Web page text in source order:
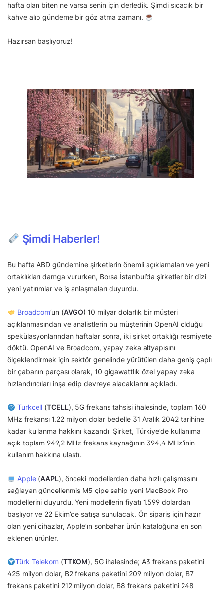
hafta olan biten ne varsa senin için derledik. Şimdi sıcacık bir
kahve alıp gündeme bir göz atma zamanı.
Hazırsan başlıyoruz!
Şimdi Haberler!
Bu hafta ABD gündemine şirketlerin önemli açıklamaları ve yeni
ortaklıkları damga vururken, Borsa İstanbul’da şirketler bir dizi
yeni yatırımlar ve iş anlaşmaları duyurdu.
Broadcom’un (AVGO) 10 milyar dolarlık bir müşteri
açıklanmasından ve analistlerin bu müşterinin OpenAI olduğu
spekülasyonlarından haftalar sonra, iki şirket ortaklığı resmiyete
döktü. OpenAI ve Broadcom, yapay zeka altyapısını
ölçeklendirmek için sektör genelinde yürütülen daha geniş çaplı
bir çabanın parçası olarak, 10 gigawattlık özel yapay zeka
hızlandırıcıları inşa edip devreye alacaklarını açıkladı.
Turkcell(TCELL), 5G frekans tahsisi ihalesinde, toplam 160
MHz frekansı 1.22 milyon dolar bedelle 31 Aralık 2042 tarihine
kadar kullanma hakkını kazandı. Şirket, Türkiye’de kullanıma
açık toplam 949,2 MHz frekans kaynağının 394,4 MHz’inin
kullanım hakkına ulaştı.
Apple(AAPL), önceki modellerden daha hızlı çalışmasını
sağlayan güncellenmiş M5 çipe sahip yeni MacBook Pro
modellerini duyurdu. Yeni modellerin fiyatı 1.599 dolardan
başlıyor ve 22 Ekim’de satışa sunulacak. Ön sipariş için hazır
olan yeni cihazlar, Apple’ın sonbahar ürün kataloğuna en son
eklenen ürünler.
Türk Telekom (TTKOM), 5G ihalesinde; A3 frekans paketini
425 milyon dolar, B2 frekans paketini 209 milyon dolar, B7
frekans paketini 212 milyon dolar, B8 frekans paketini 248